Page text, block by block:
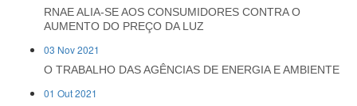
RNAE ALIA-SE AOS CONSUMIDORES CONTRA O
AUMENTO DO PREÇO DA LUZ
03 Nov 2021
O TRABALHO DAS AGÊNCIAS DE ENERGIA E AMBIENTE
01 Out 2021